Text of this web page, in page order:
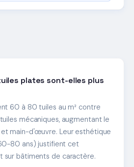
plates sont-elles plus
60 à 80 tuiles au m² contre
mécaniques, augmentant le
main-d'œuvre. Leur esthétique
80 ans) justifient cet
sur bâtiments de caractère.